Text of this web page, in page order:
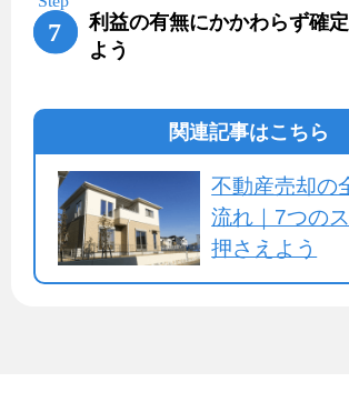
利益の有無にかかわらず確
よう
関連記事はこちら
不動産売却の
流れ｜7つの
押さえよう